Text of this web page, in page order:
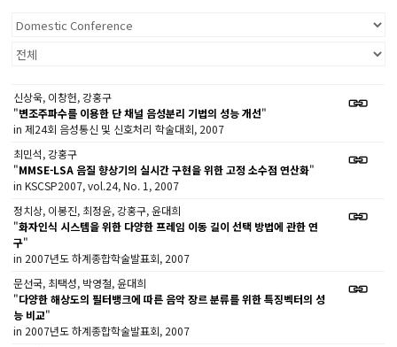
신상욱, 이창헌, 강홍구
"변조주파수를 이용한 단 채널 음성분리 기법의 성능 개선"
in 제24회 음성통신 및 신호처리 학술대회, 2007
최민석, 강홍구
"MMSE-LSA 음질 향상기의 실시간 구현을 위한 고정 소수점 연산화"
in KSCSP2007, vol.24, No. 1, 2007
정치상, 이봉진, 최정윤, 강홍구, 윤대희
"화자인식 시스템을 위한 다양한 프레임 이동 길이 선택 방법에 관한 연
구"
in 2007년도 하계종합학술발표회, 2007
문선국, 최택성, 박영철, 윤대희
"다양한 해상도의 필터뱅크에 따른 음악 장르 분류를 위한 특징벡터의 성
능 비교"
in 2007년도 하계종합학술발표회, 2007